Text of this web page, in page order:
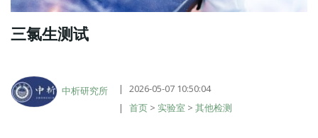
三氯生测试
中析研究所
2026-05-07 10:50:04
首页 > 实验室 > 其他检测